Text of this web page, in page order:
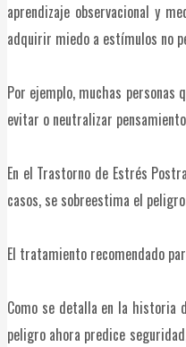
aprendizaje observacional y
adquirir miedo a estímulos no
Por ejemplo, muchas personas
evitar o neutralizar
En el Trastorno de Estrés
casos, se sobreestima el
El tratamiento recomendado
Como se detalla en la historia
peligro ahora predice